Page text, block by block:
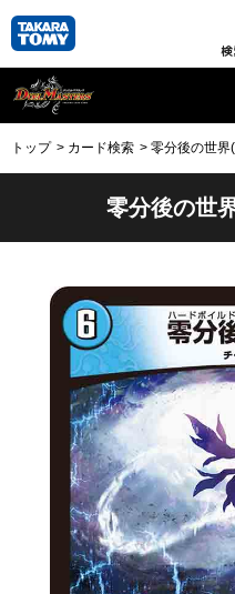
トップ カード検索 零分後の世
零分後の世